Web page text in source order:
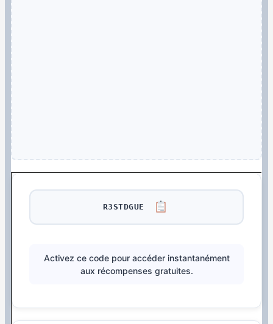
R3STDGUE
Activez ce code pour accéder instantanément
aux récompenses gratuites.